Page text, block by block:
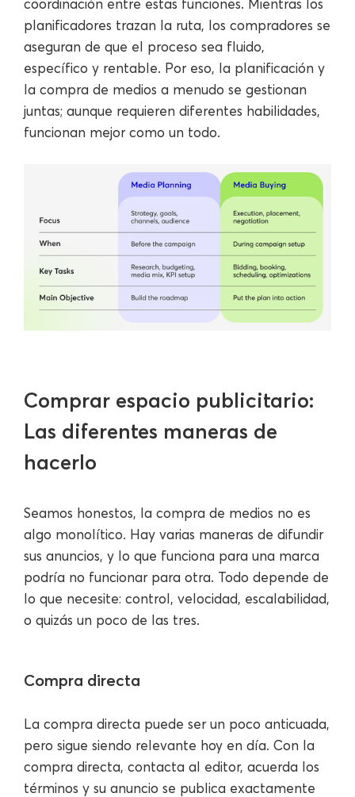
coordinación entre estas funciones. Mientras los
planificadores trazan la ruta, los compradores se
aseguran de que el proceso sea fluido,
específico y rentable. Por eso, la planificación y
la compra de medios a menudo se gestionan
juntas; aunque requieren diferentes habilidades,
funcionan mejor como un todo.
Comprar espacio publicitario:
Las diferentes maneras de
hacerlo
Seamos honestos, la compra de medios no es
algo monolítico. Hay varias maneras de difundir
sus anuncios, y lo que funciona para una marca
podría no funcionar para otra. Todo depende de
lo que necesite: control, velocidad, escalabilidad,
o quizás un poco de las tres.
Compra directa
La compra directa puede ser un poco anticuada,
pero sigue siendo relevante hoy en día. Con la
compra directa, contacta al editor, acuerda los
términos y su anuncio se publica exactamente